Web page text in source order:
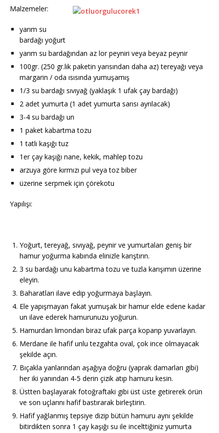
Malzemeler:
yarım su
bardağı yoğurt
yarım su bardağından az lor peyniri veya beyaz peynir
100gr. (250 gr.lık paketin yarısından daha az) tereyağı veya
margarin / oda ısısında yumuşamış
1/3 su bardağı sıvıyağ (yaklaşık 1 ufak çay bardağı)
2 adet yumurta (1 adet yumurta sarısı ayrılacak)
3-4 su bardağı un
1 paket kabartma tozu
1 tatlı kaşığı tuz
1er çay kaşığı nane, kekik, mahlep tozu
arzuya göre kırmızı pul veya toz biber
üzerine serpmek için çörekotu
Yapılışı:
Yoğurt, tereyağ, sıvıyağ, peynir ve yumurtaları geniş bir
hamur yoğurma kabında elinizle karıştırın.
3 su bardağı unu kabartma tozu ve tuzla karışımın üzerine
eleyin.
Baharatları ilave edip yoğurmaya başlayın.
Ele yapışmayan fakat yumuşak bir hamur elde edene kadar
un ilave ederek hamurunuzu yoğurun.
Hamurdan limondan biraz ufak parça koparıp yuvarlayın.
Merdane ile hafif unlu tezgahta oval, çok ince olmayacak
şekilde açın.
Bıçakla yanlarından aşağıya doğru (yaprak damarları gibi)
her iki yanından 4-5 derin çizik atıp hamuru kesin.
Üstten başlayarak fotoğraftaki gibi üst üste getirerek örün
ve son uçlarını hafif bastırarak birleştirin.
Hafif yağlanmış tepsiye dizip bütün hamuru aynı şekilde
bitirdikten sonra 1 çay kaşığı su ile incelttiğiniz yumurta